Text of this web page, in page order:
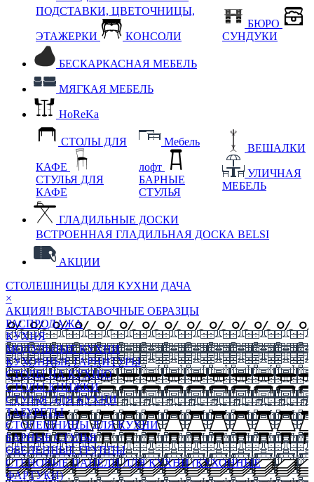
ПОДСТАВКИ, ЦВЕТОЧНИЦЫ,
ЭТАЖЕРКИ КОНСОЛИ
БЮРО
СУНДУКИ
БЕСКАРКАСНАЯ МЕБЕЛЬ
МЯГКАЯ МЕБЕЛЬ
HoReKa
СТОЛЫ ДЛЯ
КАФЕ
СТУЛЬЯ ДЛЯ
КАФЕ
Мебель
лофт
БАРНЫЕ
СТУЛЬЯ
ВЕШАЛКИ
УЛИЧНАЯ
МЕБЕЛЬ
ГЛАДИЛЬНЫЕ ДОСКИ
ВСТРОЕННАЯ ГЛАДИЛЬНАЯ ДОСКА BELSI
АКЦИИ
СТОЛЕШНИЦЫ ДЛЯ КУХНИ ДАЧА
×
АКЦИЯ!! ВЫСТАВОЧНЫЕ ОБРАЗЦЫ
РАСПРОДАЖА
КУХНЯ
МОДУЛЬНЫЕ КУХНИ
КУХОННЫЕ ГАРНИТУРЫ
СТОЛЫ НА КУХНЮ
СТОЛЫ КНИЖКИ
СТУЛЬЯ ДЛЯ КУХНИ
ТАБУРЕТЫ
СТОЛЕШНИЦЫ ДЛЯ КУХНИ
БАРНЫЕ СТУЛЬЯ
ОБЕДЕННЫЕ ГРУППЫ
СТЕНОВЫЕ ПАНЕЛИ ДЛЯ КУХНИ (КУХОННЫЕ
ФАРТУКИ)